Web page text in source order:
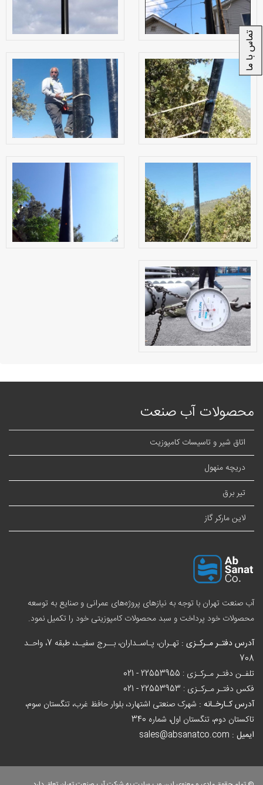
محصولات آب صنعت
اتاق شیر و تاسیسات کامپوزیت
دریچه منهول
تیر برق
لاین مارکر گاز
آب صنعت تهران با توجه به نیازهای پروژه‌های عمرانی و صنایع به توسعه
محصولات خود پرداخت و سبد محصولات کامپوزیتیخود را تکمیل نمود.
آدرس دفتـر مـرکـزی :
تهـران، پـاسـداران، بــرج سفیـد، طبقه 7، واحـد
708
تلفـن دفتـر مـرکـزی : 021 - 22553955
فکس دفتـر مـرکـزی : 021 - 22553953
آدرس کـارخـانه :شهرک صنعتی اشتهارد، بلوار حافظ غرب، تنگستان سوم،
تاکستان دوم، تنگستان اول، شماره 340
ایمیل :sales@absanatco.com
تماس با ما